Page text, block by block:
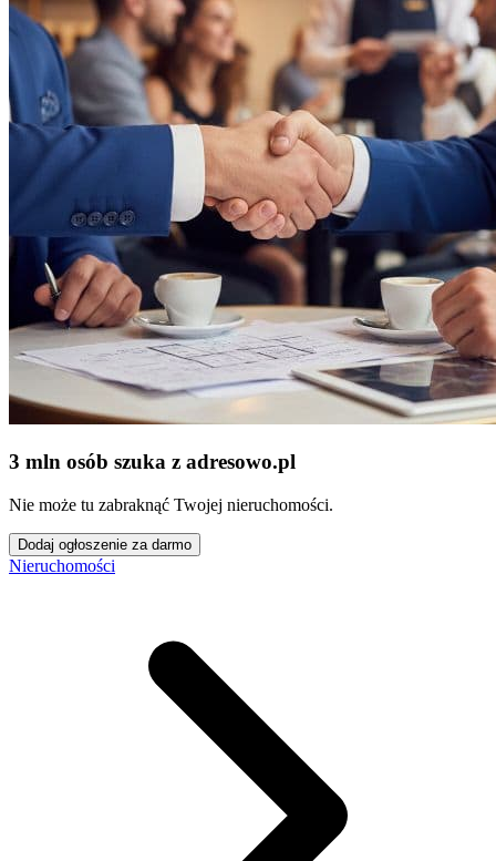
3 mln osób szuka z adresowo.pl
Nie może tu zabraknąć Twojej nieruchomości.
Dodaj ogłoszenie za darmo
Nieruchomości